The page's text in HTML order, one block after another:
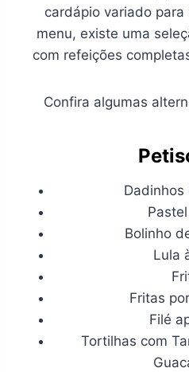
cardápio variado
menu, existe uma
com refeições
Confira algumas
Dadinhos
Bolinho
Lula
Fritas
Filé
Tortilhas com